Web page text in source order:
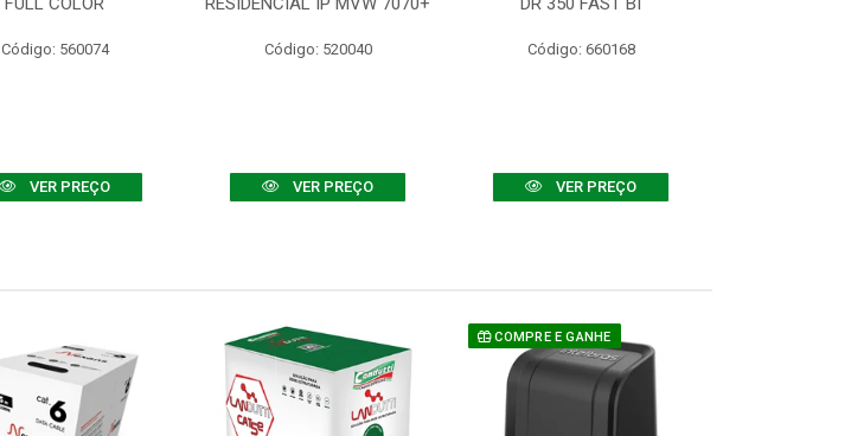
Código: 560074
VER PREÇO
Código: 520040
VER PREÇO
Código: 660168
VER PREÇO
COMPRE E GANHE